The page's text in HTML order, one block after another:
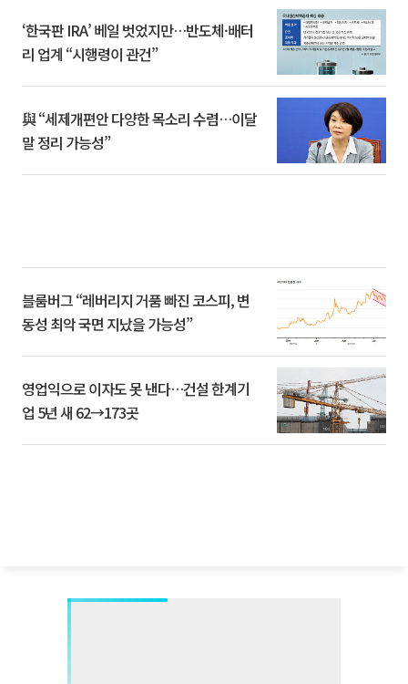
‘한국판 IRA’ 베일 벗었지만…반도체·배터
리 업계 “시행령이 관건”
與 “세제개편안 다양한 목소리 수렴…이달
말 정리 가능성”
블룸버그 “레버리지 거품 빠진 코스피, 변
동성 최악 국면 지났을 가능성”
영업익으로 이자도 못 낸다…건설 한계기
업 5년 새 62→173곳